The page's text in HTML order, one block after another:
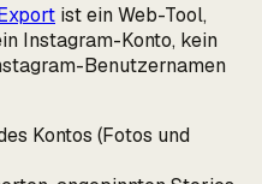
ist ein Web-Tool,
Instagram-Konto, kein
Benutzernamen
Kontos (Fotos und